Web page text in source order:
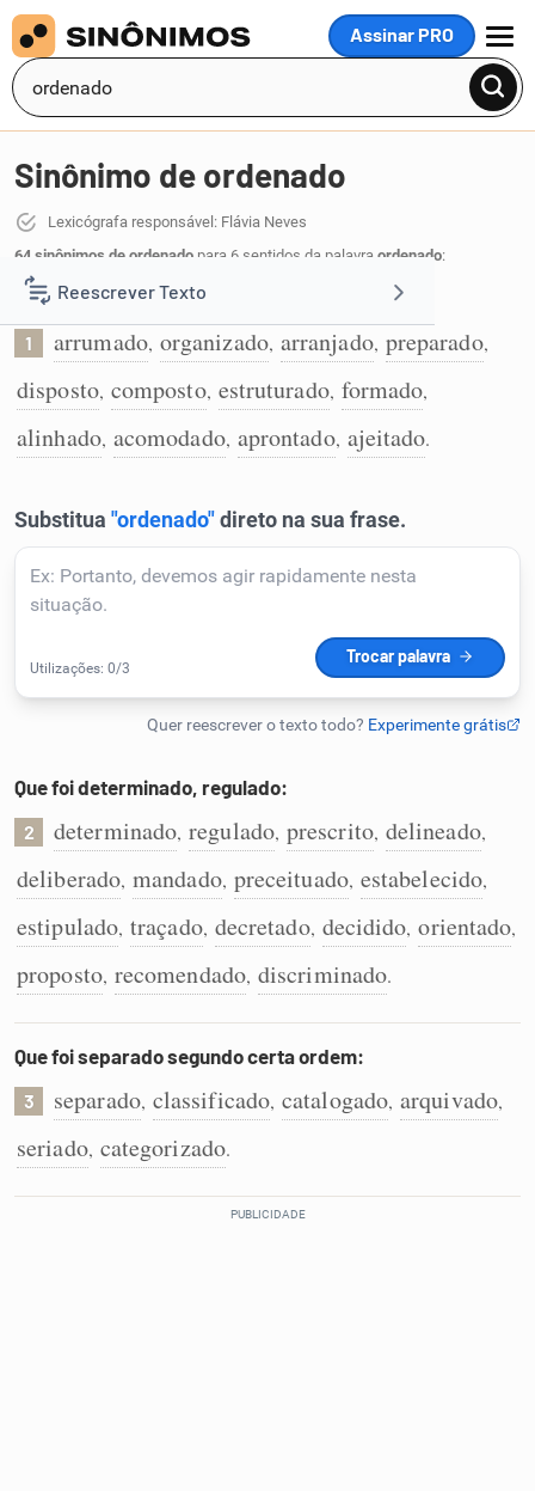
Assinar PRO
MENU
Reescrever Texto
Resumir Texto
Corrigir Texto
Humanizador de IA
Cata-letras
Caça-palavras
Sinônimos
Sinônimo de ordenado
Lexicógrafa responsável: Flávia Neves
64 sinônimos de ordenado para 6 sentidos da palavra ordenado:
Que foi posto em ordem:
1 arrumado, organizado, arranjado, preparado,
disposto, composto, estruturado, formado,
alinhado, acomodado, aprontado, ajeitado.
Que foi determinado, regulado:
2 determinado, regulado, prescrito, delineado,
deliberado, mandado, preceituado, estabelecido,
estipulado, traçado, decretado, decidido, orientado,
proposto, recomendado, discriminado.
Que foi separado segundo certa ordem:
3 separado, classificado, catalogado, arquivado,
seriado, categorizado.